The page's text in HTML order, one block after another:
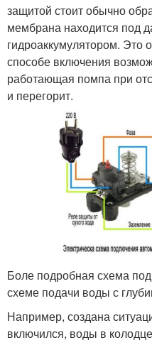
защитой стоит обычно
мембрана находится под
гидроаккумулятором. Это
способе включения
работающая помпа при
и перегорит.
Боле подробная схема
схеме подачи воды с
Например, создана
включился, воды в